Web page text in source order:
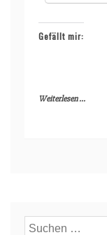
Gefällt mir:
Weiterlesen ...
Suchen